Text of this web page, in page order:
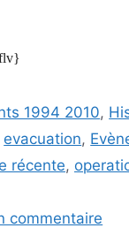
1994 2010,
evacuation,
récente,
commentaire